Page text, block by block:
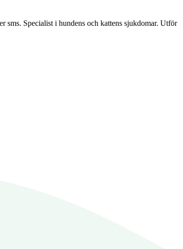
sms. Specialist i hundens och kattens sjukdomar. Utför